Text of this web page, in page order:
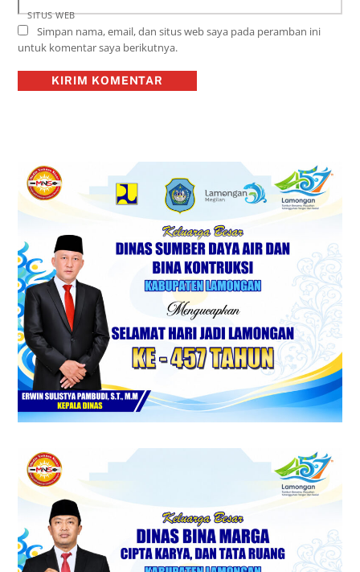
SITUS WEB
Simpan nama, email, dan situs web saya pada peramban ini
untuk komentar saya berikutnya.